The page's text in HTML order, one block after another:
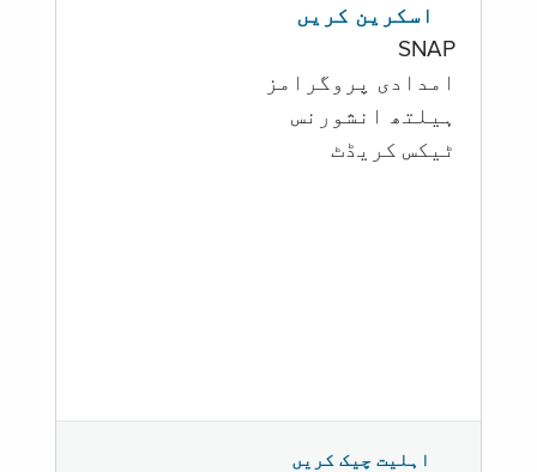
اسکرین کریں
SNAP
امدادی پروگرامز
‏ہیلتھ انشورنس
ٹیکس کریڈٹ
اہلیت چیک کریں